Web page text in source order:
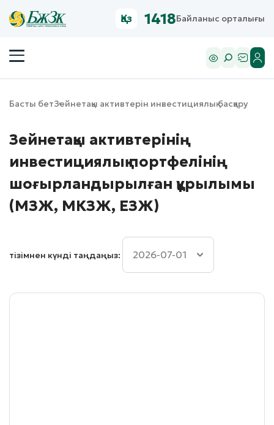
Қаз 1418Байланыс орталығы
Басты бетЗейнетақы активтерін инвестициялық басқару
Зейнетақы активтерінің
инвестициялық портфелінің
шоғырландырылған құрылымы
(МЗЖ, МКЗЖ, ЕЗЖ)
тізімнен күнді таңдаңыз: